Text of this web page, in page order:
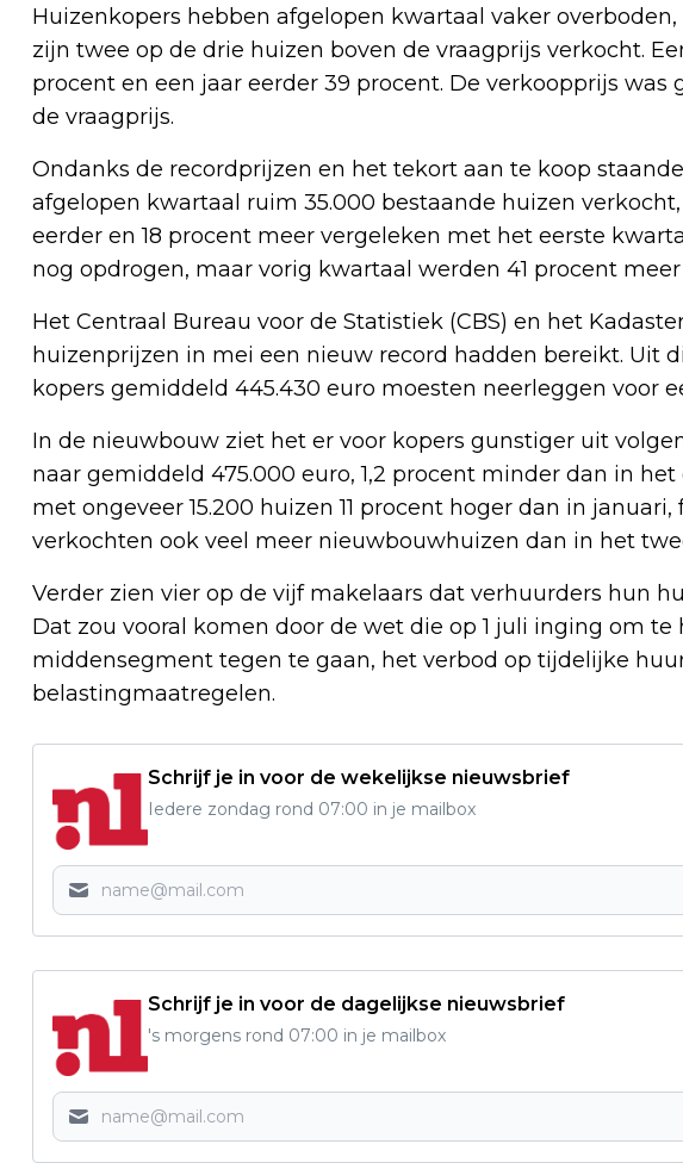
Huizenkopers hebben afgelopen kwartaal vaker
zijn twee op de drie huizen boven de vraagprijs verkocht.
procent en een jaar eerder 39 procent. De verkoopprijs
de vraagprijs.
Ondanks de recordprijzen en het tekort aan te koop
afgelopen kwartaal ruim 35.000 bestaande huizen
eerder en 18 procent meer vergeleken met het eerste
nog opdrogen, maar vorig kwartaal werden 41 procent
Het Centraal Bureau voor de Statistiek (CBS) en het
huizenprijzen in mei een nieuw record hadden bereikt. Uit
kopers gemiddeld 445.430 euro moesten neerleggen voor
In de nieuwbouw ziet het er voor kopers gunstiger uit
naar gemiddeld 475.000 euro, 1,2 procent minder dan in
met ongeveer 15.200 huizen 11 procent hoger dan in
verkochten ook veel meer nieuwbouwhuizen dan in het
Verder zien vier op de vijf makelaars dat verhuurders hun
Dat zou vooral komen door de wet die op 1 juli inging om
middensegment tegen te gaan, het verbod op tijdelijke
belastingmaatregelen.
Schrijf je in voor de wekelijkse nieuwsbrief
Iedere zondag rond 07:00 in je mailbox
Schrijf je in voor de dagelijkse nieuwsbrief
's morgens rond 07:00 in je mailbox